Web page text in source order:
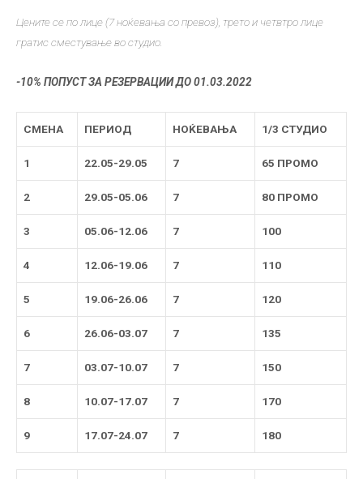
Цените се по лице (7 ноќевања со превоз), трето и четвтро лице
гратис сместување во студио.
-10% ПОПУСТ ЗА РЕЗЕРВАЦИИ ДО 01.03.2022
СМЕНА ПЕРИОД НОЌЕВАЊА 1/3 СТУДИО
1 22.05-29.05 7 65 ПРОМО
2 29.05-05.06 7 80 ПРОМО
3 05.06-12.06 7 100
4 12.06-19.06 7 110
5 19.06-26.06 7 120
6 26.06-03.07 7 135
7 03.07-10.07 7 150
8 10.07-17.07 7 170
9 17.07-24.07 7 180